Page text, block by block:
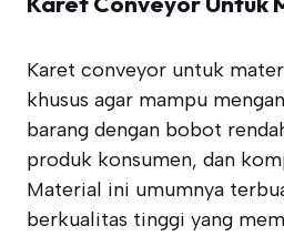
Karet conveyor untuk
khusus agar mampu
barang dengan bobot
produk konsumen, dan
Material ini umumnya
berkualitas tinggi yang